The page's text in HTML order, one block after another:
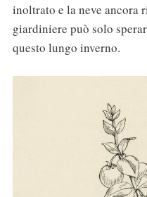
inoltrato e la neve ancora
giardiniere può solo
questo lungo inverno.